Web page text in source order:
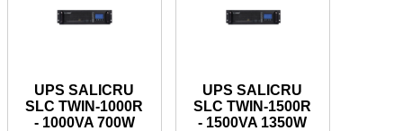
UPS SALICRU
SLC TWIN-1000R
- 1000VA 700W
UPS SALICRU
SLC TWIN-1500R
- 1500VA 1350W